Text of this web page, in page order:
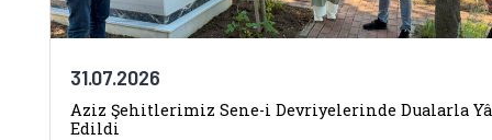
31.07.2026
Aziz Şehitlerimiz Sene-i Devriyelerinde Dualarla
Edildi